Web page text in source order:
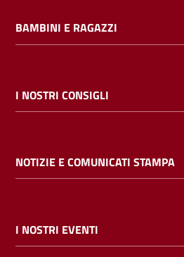
cataloghi
bibliotecario
BAMBINI E RAGAZZI
I NOSTRI CONSIGLI
NOTIZIE E COMUNICATI STAMPA
I NOSTRI EVENTI